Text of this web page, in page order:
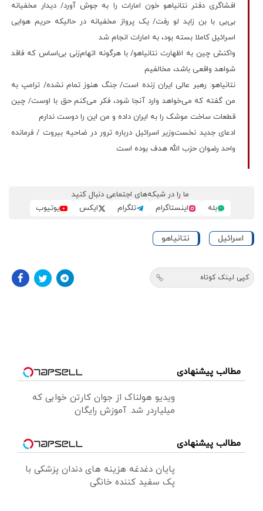
افشاگری دفتر نتانیاهو خون امارات را به جوش آورد/ دیدار مخفیانه
بی‌بی با بن زاید لو رفت/ یک پرواز مخفیانه در حالیکه حریم هوایی
اسرائیل کاملا بسته بود، به امارات انجام شد
واکنش چین به اظهارت نتانیاهو/ با هرگونه اتهام‌زنی بی‌اساس که فاقد
شواهد واقعی باشد، مخالفیم
نتانیاهو: رهبر عالی ایران زنده است/ جنگ هنوز تمام نشده/ ترامپ به
من گفته که می‌خواهد وارد آنجا شود، فکر می‌کنم حق با اوست/ چین
قطعات ساخت موشک را به ایران داده و من این را دوست ندارم
ادعای جدید نخست‌وزیر اسرائیل درباره ترور در ضاحیه بیروت / فرمانده
واحد رضوان حزب الله هدف بوده است
ما را در شبکه‌های اجتماعی دنبال کنید
بله
اینستاگرام تلگرام ایکس یوتیوب
اسرائیل نتانیاهو
کپی لینک کوتاه
مطالب پیشنهادی
ویدیو هولناک از جوان کارتن خوابی که
میلیاردر شد. آموزش رایگان
مطالب پیشنهادی
پایان دغدغه هزینه های دندان پزشکی با
پک سفید کننده خانگی